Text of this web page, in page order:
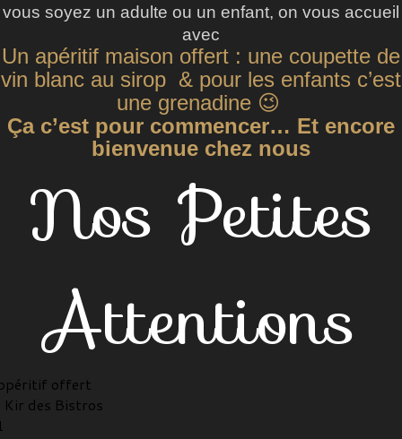
vous soyez un adulte ou un enfant, on vous accueil
avec
Un apéritif maison offert : une coupette de
vin blanc au sirop & pour les enfants c’est
une grenadine 😉
Ça c’est pour commencer… Et encore
bienvenue chez nous
Nos Petites
Attentions
offert
Kir des Bistros